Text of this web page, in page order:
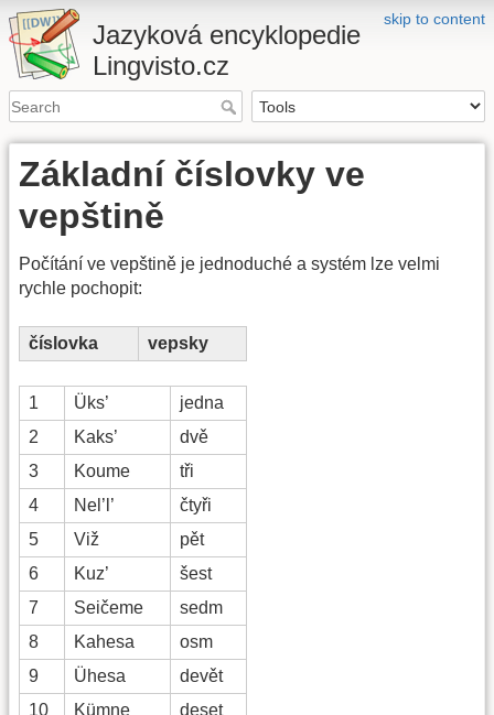
skip to content
Jazyková encyklopedie
Lingvisto.cz
Základní číslovky ve
vepštině
Počítání ve vepštině je jednoduché a systém lze velmi
rychle pochopit:
číslovka vepsky
1 Üks’
jedna
2
Kaks’
dvě
3
Koume
tři
4
Nel’l’
čtyři
5
Viž
pět
6
Kuz’
šest
7
Seičeme
sedm
8
Kahesa
osm
9
Ühesa
devět
10
Kümne deset